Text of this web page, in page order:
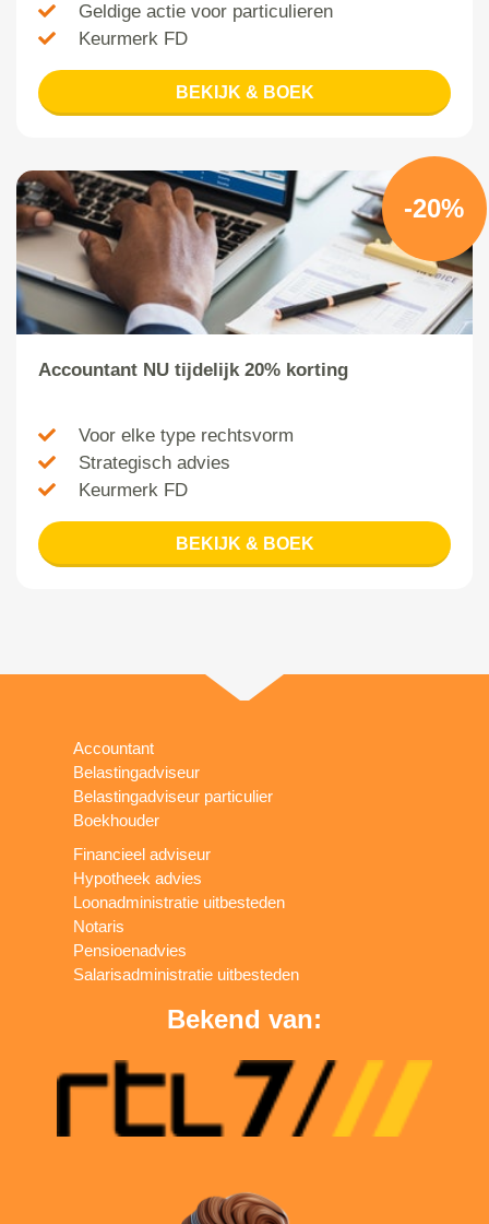
Geldige actie voor particulieren
Keurmerk FD
BEKIJK & BOEK
-20%
Accountant NU tijdelijk 20% korting
Voor elke type rechtsvorm
Strategisch advies
Keurmerk FD
BEKIJK & BOEK
Accountant
Belastingadviseur
Belastingadviseur particulier
Boekhouder
Financieel adviseur
Hypotheek advies
Loonadministratie uitbesteden
Notaris
Pensioenadvies
Salarisadministratie uitbesteden
Bekend van: